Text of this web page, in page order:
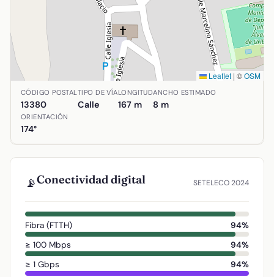
Leaflet | ©OSM
Ubicación de Calle Almagro en Aldea del Rey, Ciudad
CÓDIGO POSTAL
13380
TIPO DE VÍA
Calle
LONGITUD
167 m
ANCHO ESTIMADO
8 m
ORIENTACIÓN
174°
📡Conectividad digital SETELECO 2024
Fibra (FTTH)
94%
≥ 100 Mbps
94%
≥ 1 Gbps
94%